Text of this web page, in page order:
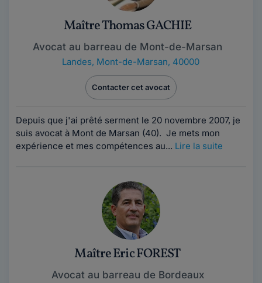
Maître Thomas GACHIE
Avocat au barreau de Mont-de-Marsan
Landes, Mont-de-Marsan, 40000
Contacter cet avocat
Depuis que j'ai prêté serment le 20 novembre 2007, je
suis avocat à Mont de Marsan (40). Je mets mon
expérience et mes compétences au... Lire la suite
Maître Eric FOREST
Avocat au barreau de Bordeaux